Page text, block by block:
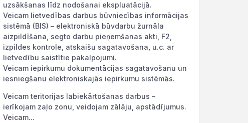
uzsākšanas līdz nodošanai ekspluatācijā.
Veicam lietvedības darbus būvniecības informācijas
sistēmā (BIS) – elektroniskā būvdarbu žurnāla
aizpildīšana, segto darbu pieņemšanas akti, F2,
izpildes kontrole, atskaišu sagatavošana, u.c. ar
lietvedību saistītie pakalpojumi.
Veicam iepirkumu dokumentācijas sagatavošanu un
iesniegšanu elektroniskajās iepirkumu sistēmās.
Veicam teritorijas labiekārtošanas darbus –
ierīkojam zaļo zonu, veidojam zālāju, apstādījumus.
Veicam...